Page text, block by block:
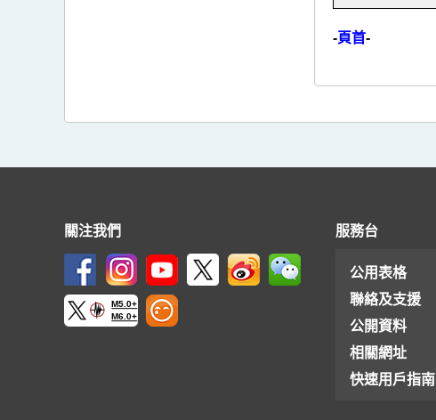
-頁首-
關注我們
M5.0+
M6.0+
服務台
公用表格
聯絡及支援
公開資料
相關網址
快速用戶指南